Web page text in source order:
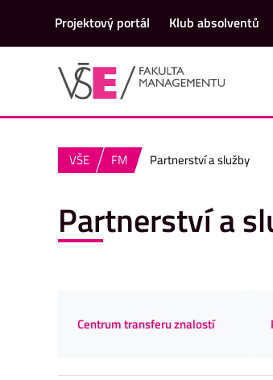
Projektový portál Klub absolventů
VŠE FM Partnerství a služby
Partnerství a
Centrum transferu znalostí